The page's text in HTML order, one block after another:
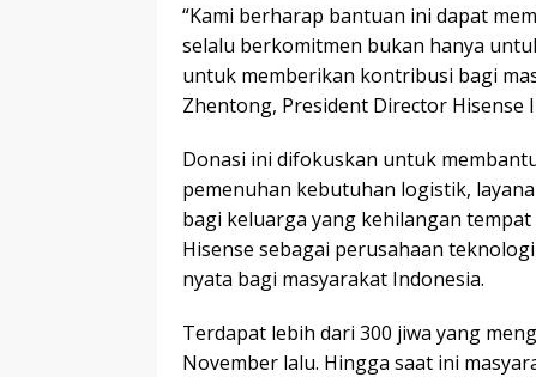
“Kami berharap bantuan ini dapat
selalu berkomitmen bukan hanya
untuk memberikan kontribusi bagi
Zhentong, President Director Hisense
Donasi ini difokuskan untuk
pemenuhan kebutuhan logistik,
bagi keluarga yang kehilangan
Hisense sebagai perusahaan
nyata bagi masyarakat Indonesia.
Terdapat lebih dari 300 jiwa yang
November lalu. Hingga saat ini